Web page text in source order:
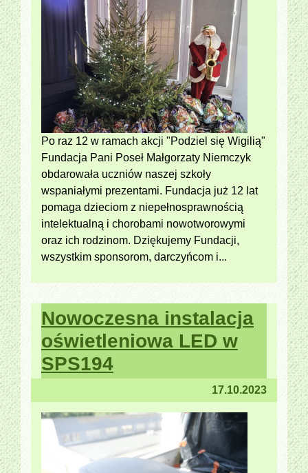
Po raz 12 w ramach akcji "Podziel się Wigilią"
Fundacja Pani Poseł Małgorzaty Niemczyk
obdarowała uczniów naszej szkoły
wspaniałymi prezentami. Fundacja już 12 lat
pomaga dzieciom z niepełnosprawnością
intelektualną i chorobami nowotworowymi
oraz ich rodzinom. Dziękujemy Fundacji,
wszystkim sponsorom, darczyńcom i...
Nowoczesna instalacja
oświetleniowa LED w
SPS194
17.10.2023